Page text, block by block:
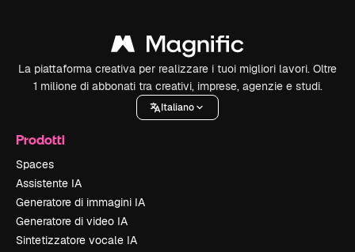
La piattaforma creativa per realizzare i tuoi migliori lavori. Oltre
1 milione di abbonati tra creativi, imprese, agenzie e studi.
Italiano
Prodotti
Spaces
Assistente IA
Generatore di immagini IA
Generatore di video IA
Sintetizzatore vocale IA